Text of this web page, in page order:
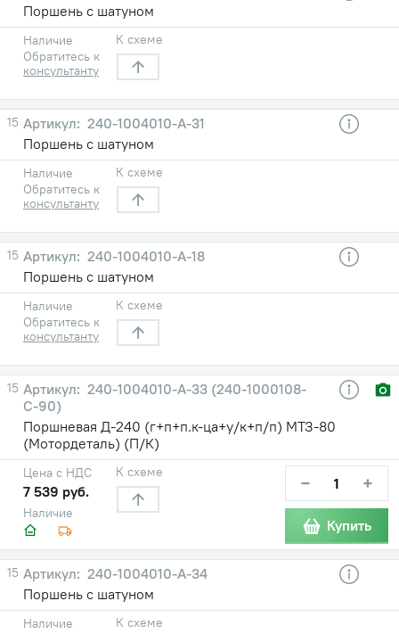
Поршень с шатуном
Наличие
Обратитесь к
консультанту
К схеме
15
240-1004010-A-31
Поршень с шатуном
Наличие
Обратитесь к
консультанту
К схеме
15
240-1004010-A-18
Поршень с шатуном
Наличие
Обратитесь к
консультанту
К схеме
15
240-1004010-A-33 (240-1000108-
С-90)
Поршневая Д-240 (г+п+п.к-ца+у/к+п/п) МТЗ-80
(Мотордеталь) (П/К)
Наличие
Цена с НДС
7 539 руб.
К схеме − +
Купить
15
240-1004010-A-34
Поршень с шатуном
Наличие
К схеме